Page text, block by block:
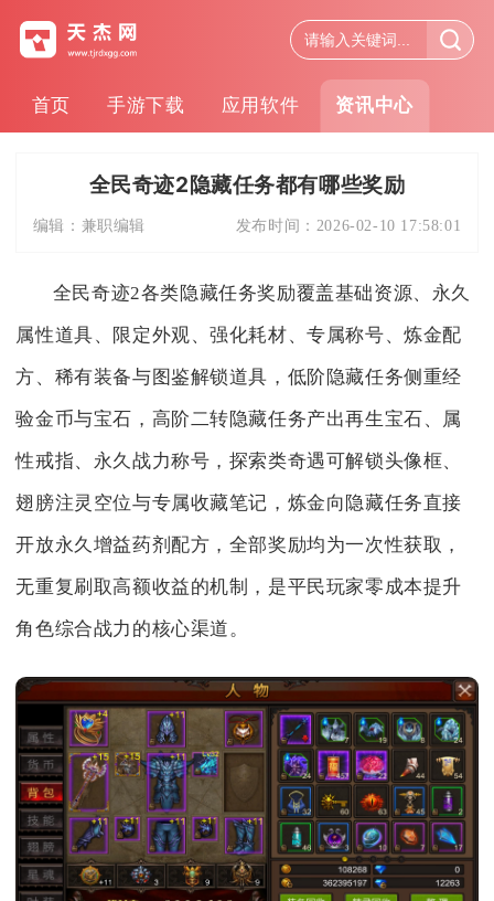
首页 手游下载 应用软件 资讯中心
全民奇迹2隐藏任务都有哪些奖励
编辑： 兼职编辑 发布时间： 2026-02-10 17:58:01
全民奇迹2各类隐藏任务奖励覆盖基础资源、永久
属性道具、限定外观、强化耗材、专属称号、炼金配
方、稀有装备与图鉴解锁道具，低阶隐藏任务侧重经
验金币与宝石，高阶二转隐藏任务产出再生宝石、属
性戒指、永久战力称号，探索类奇遇可解锁头像框、
翅膀注灵空位与专属收藏笔记，炼金向隐藏任务直接
开放永久增益药剂配方，全部奖励均为一次性获取，
无重复刷取高额收益的机制，是平民玩家零成本提升
角色综合战力的核心渠道。